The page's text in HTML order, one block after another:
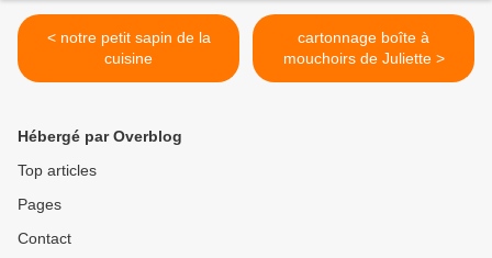
< notre petit sapin de la
cuisine
cartonnage boîte à
mouchoirs de Juliette >
Hébergé par Overblog
Top articles
Pages
Contact